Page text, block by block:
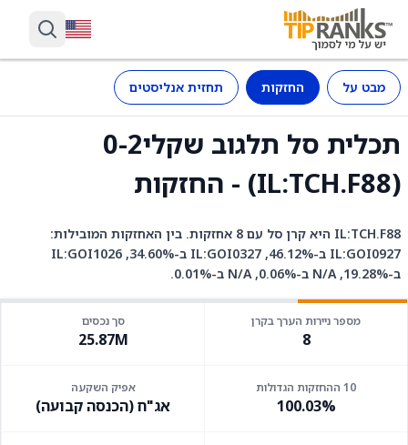
מבט על החזקות תחזית אנליסטים
תכלית סל תלגוב שקלי0-2
(IL:TCH.F88) - החזקות
IL:TCH.F88 היא קרן סל עם 8 אחזקות. בין האחזקות המובילות:
IL:GOI0927 ב-46.12%, IL:GOI0327 ב-34.60%, IL:GOI1026
ב-19.28%, N/A ב-0.06%, N/A ב-0.01%.
מספר ניירות הערך בקרן
8
סך נכסים
25.87M
10 ההחזקות הגדולות
100.03%
אפיק השקעה
אג"ח (הכנסה קבועה)